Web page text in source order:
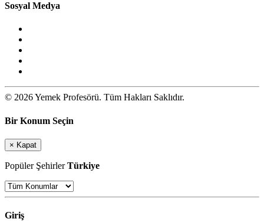
Sosyal Medya
© 2026 Yemek Profesörü. Tüm Hakları Saklıdır.
Bir Konum Seçin
× Kapat
Popüler ŞehirlerTürkiye
Giriş